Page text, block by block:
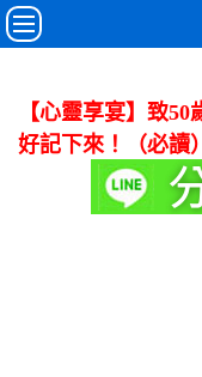
【心靈享宴】致
好記下來！（必讀）